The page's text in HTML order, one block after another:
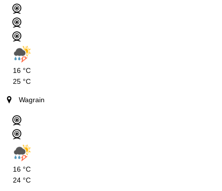
16 °C
25 °C
Wagrain
16 °C
24 °C